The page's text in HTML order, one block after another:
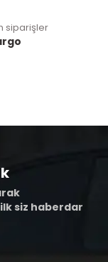
siparişler
siz haberdar